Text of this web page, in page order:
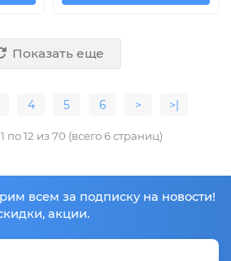
Показать еще
4 5 6 > >|
по 12 из 70 (всего 6 страниц)
всем за подписку на новости!
акции.